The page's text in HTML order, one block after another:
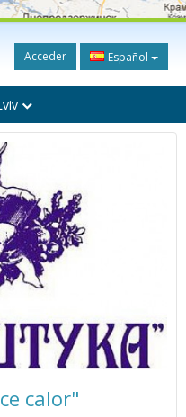
Acceder Español
calor"